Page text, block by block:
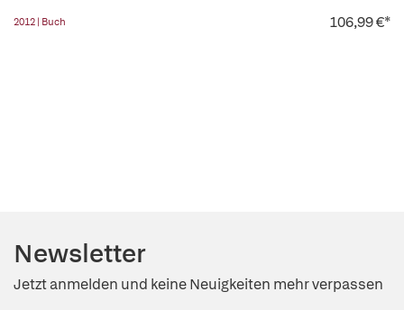
2012 | Buch 106,99 €*
Newsletter
Jetzt anmelden und keine Neuigkeiten mehr verpassen